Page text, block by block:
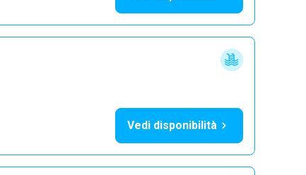
Vedi disponibilità